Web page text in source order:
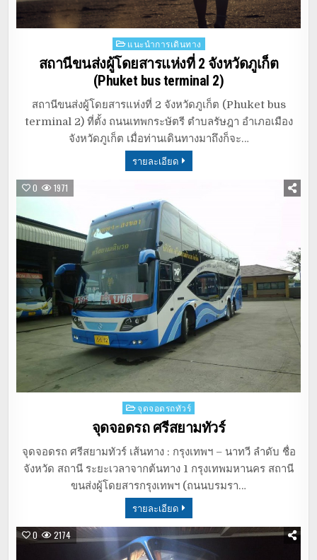
Posted
in
แนะนำการเดินทาง
สถานีขนส่งผู้โดยสารแห่งที่ 2 จังหวัดภูเก็ต
(Phuket bus terminal 2)
สถานีขนส่งผู้โดยสารแห่งที่ 2 จังหวัดภูเก็ต (Phuket bus
terminal 2) ที่ตั้ง ถนนเทพกระษัตรี ตำบลรัษฎา อำเภอเมือง
จังหวัดภูเก็ต เมื่อท่านเดินทางมาถึงก็จะ…
รายละเอียด
0 1971
Posted
in
จุดจอดรถทัวร์
จุดจอดรถ ศรีสยามทัวร์
จุดจอดรถ ศรีสยามทัวร์ เส้นทาง : กรุงเทพฯ – นาทวี ลำดับ ชื่อ
จังหวัด สถานี ระยะเวลาจากต้นทาง 1 กรุงเทพมหานคร สถานี
ขนส่งผู้โดยสารกรุงเทพฯ (ถนนบรมรา…
รายละเอียด
0 2174